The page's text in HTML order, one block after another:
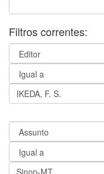
Filtros correntes: